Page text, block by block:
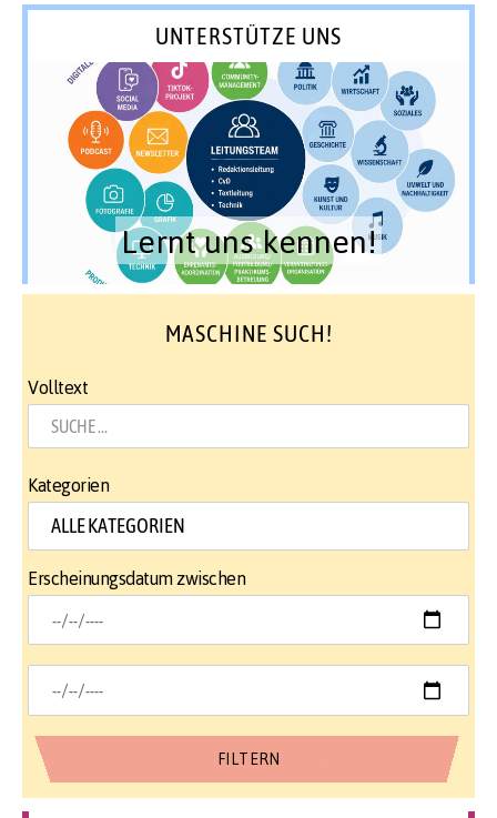
UNTERSTÜTZE UNS
Lernt uns kennen!
MASCHINE SUCH!
Volltext
Kategorien
Erscheinungsdatum zwischen